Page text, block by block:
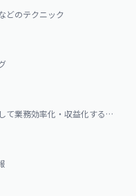
どのテクニック
職種別にChatGPT・生成AIを活用して業務効率化・収益化するノウハウ